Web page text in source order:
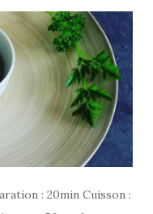
: 20min Cuisson :